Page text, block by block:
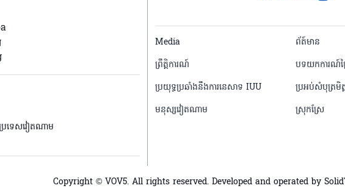
ទេសវៀតណាម
menu footer tiếng
Media ព័ត៍មាន
ព្រឹត្តិការណ៍
បទយកការណ៍ថ្
ប្រយុទ្ធប្រឆាំងនឹងការនេសាទ IUU
ប្រអប់សំបុត្រមិត្
មនុស្សវៀតណាម
ស្រុកស្រែ
Copyright © VOV5. All rights reserved. Developed and operated by